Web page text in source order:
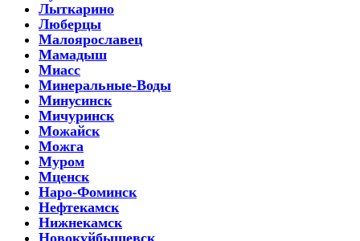
Лыткарино
Люберцы
Малоярославец
Мамадыш
Миасс
Минеральные-Воды
Минусинск
Мичуринск
Можайск
Можга
Муром
Мценск
Наро-Фоминск
Нефтекамск
Нижнекамск
Новокуйбышевск